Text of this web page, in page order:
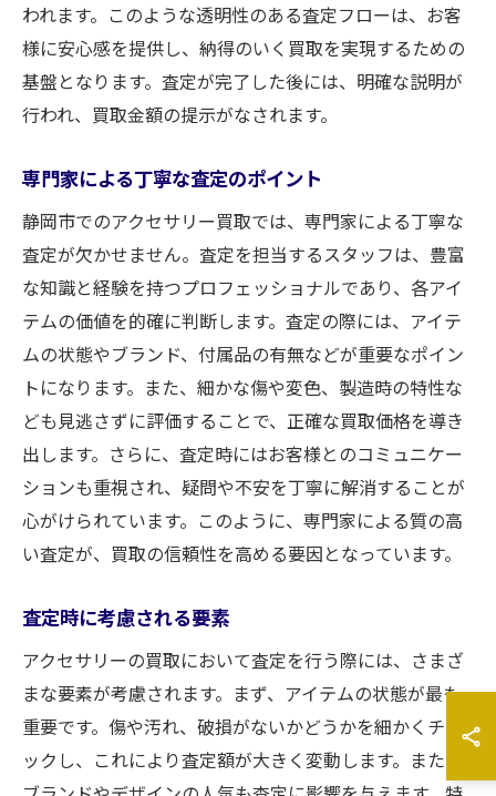
われます。このような透明性のある査定フローは、お客
様に安心感を提供し、納得のいく買取を実現するための
基盤となります。査定が完了した後には、明確な説明が
行われ、買取金額の提示がなされます。
専門家による丁寧な査定のポイント
静岡市でのアクセサリー買取では、専門家による丁寧な
査定が欠かせません。査定を担当するスタッフは、豊富
な知識と経験を持つプロフェッショナルであり、各アイ
テムの価値を的確に判断します。査定の際には、アイテ
ムの状態やブランド、付属品の有無などが重要なポイン
トになります。また、細かな傷や変色、製造時の特性な
ども見逃さずに評価することで、正確な買取価格を導き
出します。さらに、査定時にはお客様とのコミュニケー
ションも重視され、疑問や不安を丁寧に解消することが
心がけられています。このように、専門家による質の高
い査定が、買取の信頼性を高める要因となっています。
査定時に考慮される要素
アクセサリーの買取において査定を行う際には、さまざ
まな要素が考慮されます。まず、アイテムの状態が最も
重要です。傷や汚れ、破損がないかどうかを細かくチェ
ックし、これにより査定額が大きく変動します。また、